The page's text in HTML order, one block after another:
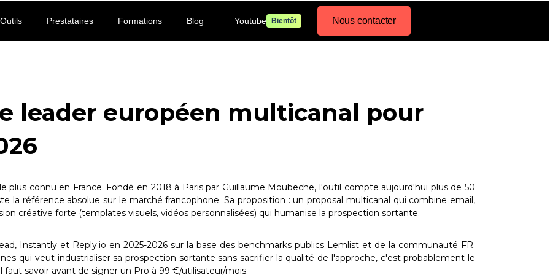
Outils Prestataires Formations Blog Youtube Bientôt Nous contacter
leader européen multicanal pour
connu en France. Fondé en 2018 à Paris par Guillaume Moubeche, l'outil compte aujourd'hui plus de 50
la référence absolue sur le marché francophone. Sa proposition : un proposal multicanal qui combine email,
créative forte (templates visuels, vidéos personnalisées) qui humanise la prospection sortante.
Instantly et Reply.io en 2025-2026 sur la base des benchmarks publics Lemlist et de la communauté FR.
qui veut industrialiser sa prospection sortante sans sacrifier la qualité de l'approche, c'est probablement le
savoir avant de signer un Pro à 99 €/utilisateur/mois.